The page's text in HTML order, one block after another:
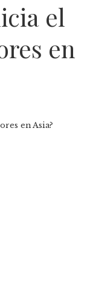
el
en
en Asia?